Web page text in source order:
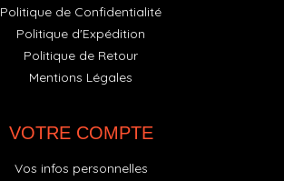
Politique de Confidentialité
Politique d'Expédition
Politique de Retour
Mentions Légales
VOTRE COMPTE
Vos infos personnelles